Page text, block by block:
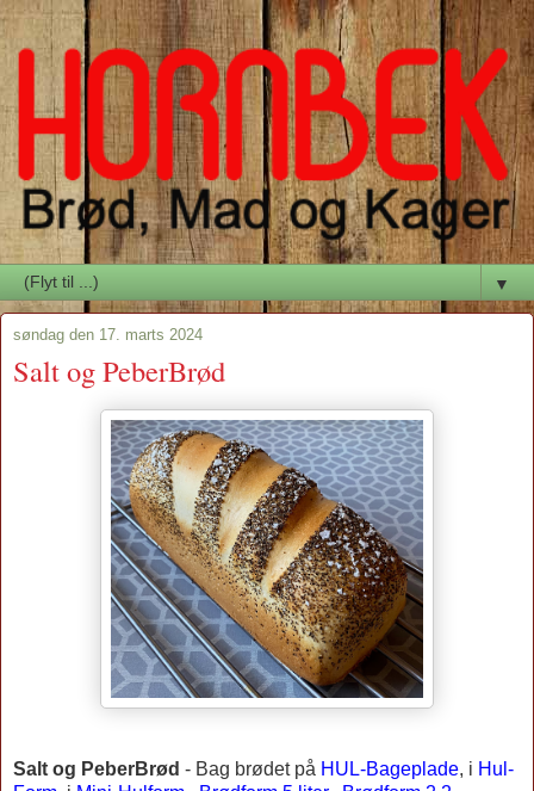
▼
søndag den 17. marts 2024
Salt og PeberBrød
Salt og PeberBrød - Bag brødet på HUL-Bageplade, i Hul-